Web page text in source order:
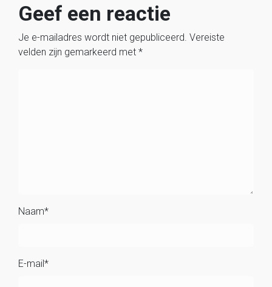
Geef een reactie
Je e-mailadres wordt niet gepubliceerd. Vereiste
velden zijn gemarkeerd met *
Naam*
E-mail*